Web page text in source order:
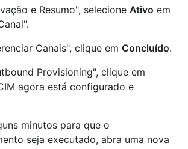
e Resumo", selecione Ativo em
Canais", clique em Concluído.
Provisioning", clique em
agora está configurado e
minutos para que o
seja executado, abra uma nova